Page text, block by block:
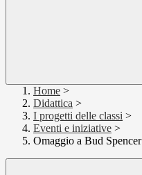
Home >
Didattica >
I progetti delle classi >
Eventi e iniziative >
Omaggio a Bud Spencer